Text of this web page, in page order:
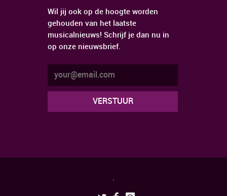
Wil jij ook op de hoogte worden
gehouden van het laatste
musicalnieuws! Schrijf je dan nu in
op onze nieuwsbrief.
.